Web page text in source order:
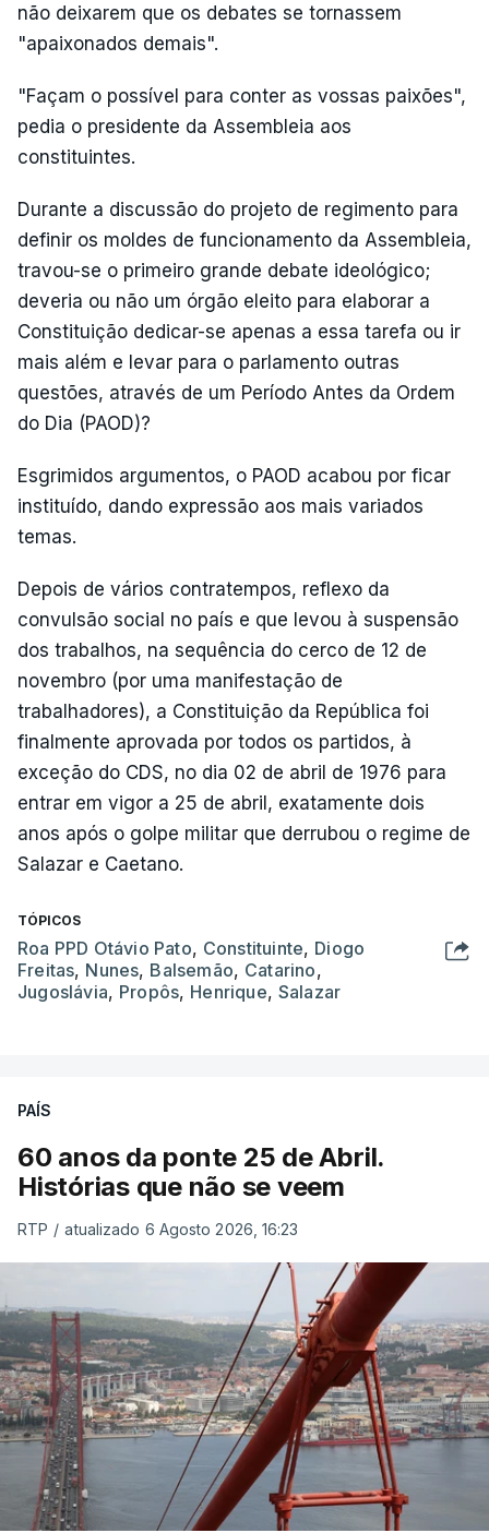
não deixarem que os debates se tornassem
"apaixonados demais".
"Façam o possível para conter as vossas paixões",
pedia o presidente da Assembleia aos
constituintes.
Durante a discussão do projeto de regimento para
definir os moldes de funcionamento da Assembleia,
travou-se o primeiro grande debate ideológico;
deveria ou não um órgão eleito para elaborar a
Constituição dedicar-se apenas a essa tarefa ou ir
mais além e levar para o parlamento outras
questões, através de um Período Antes da Ordem
do Dia (PAOD)?
Esgrimidos argumentos, o PAOD acabou por ficar
instituído, dando expressão aos mais variados
temas.
Depois de vários contratempos, reflexo da
convulsão social no país e que levou à suspensão
dos trabalhos, na sequência do cerco de 12 de
novembro (por uma manifestação de
trabalhadores), a Constituição da República foi
finalmente aprovada por todos os partidos, à
exceção do CDS, no dia 02 de abril de 1976 para
entrar em vigor a 25 de abril, exatamente dois
anos após o golpe militar que derrubou o regime de
Salazar e Caetano.
TÓPICOS
Roa PPD Otávio Pato, Constituinte, Diogo
Freitas, Nunes, Balsemão, Catarino,
Jugoslávia, Propôs, Henrique, Salazar
PAÍS
60 anos da ponte 25 de Abril.
Histórias que não se veem
RTP / atualizado 6 Agosto 2026, 16:23